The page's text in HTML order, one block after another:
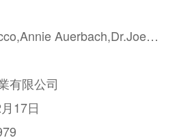
Auerbach,Dr.Joe,
有限公司
17日